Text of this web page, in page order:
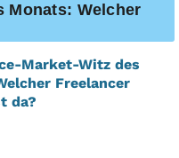
Monats: Welcher